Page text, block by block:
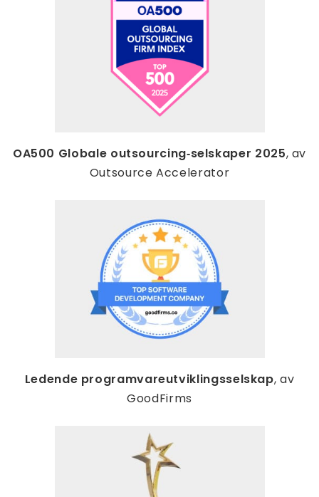
OA500 Globale outsourcing‑selskaper 2025, av
Outsource Accelerator
Ledende programvareutviklingsselskap, av
GoodFirms